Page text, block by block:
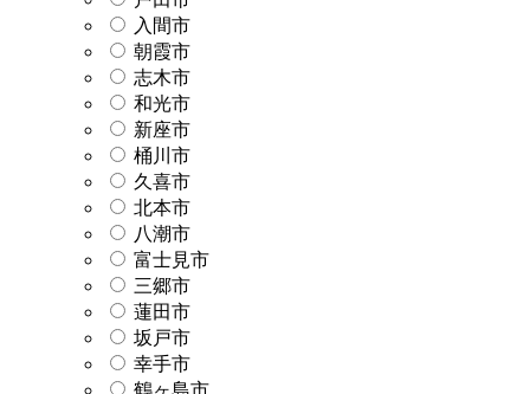
入間市
朝霞市
志木市
和光市
新座市
桶川市
久喜市
北本市
八潮市
富士見市
三郷市
蓮田市
坂戸市
幸手市
鶴ヶ島市